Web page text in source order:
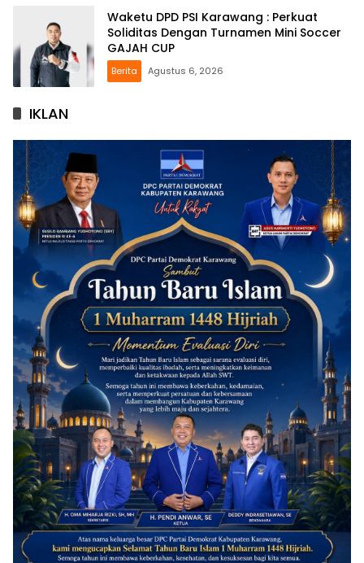
Waketu DPD PSI Karawang : Perkuat
Soliditas Dengan Turnamen Mini Soccer
GAJAH CUP
Berita Agustus 6, 2026
IKLAN